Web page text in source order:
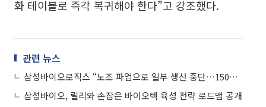
화 테이블로 즉각 복귀해야 한다”고 강조했다.
관련 뉴스
삼성바이오로직스 “노조 파업으로 일부 생산 중단…1500억 손실 추산”
삼성바이오, 릴리와 손잡은 바이오텍 육성 전략 로드맵 공개